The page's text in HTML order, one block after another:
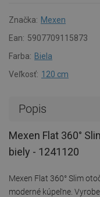
Značka: Mexen
Ean: 5907709115873
Farba: Biela
Veľkosť: 120 cm
Popis
Mexen Flat 360°
biely - 1241120
Mexen Flat 360° Slim
moderné kúpeľne.